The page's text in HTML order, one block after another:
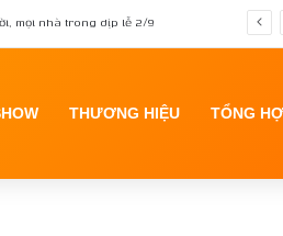
mọi nhà trong dịp lễ 2/9
THƯƠNG HIỆU TỔNG